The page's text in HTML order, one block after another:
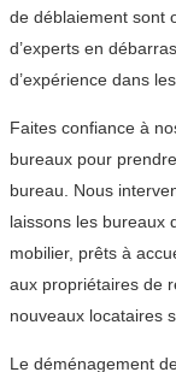
de déblaiement sont
d’experts en
d’expérience dans
Faites confiance à
bureaux pour
bureau. Nous
laissons les bureaux
mobilier, prêts à
aux propriétaires de
nouveaux locataires
Le déménagement